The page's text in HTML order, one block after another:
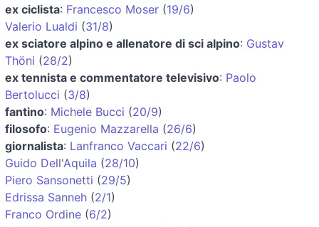
ex ciclista: Francesco Moser (19/6)
Valerio Lualdi (31/8)
ex sciatore alpino e allenatore di sci alpino: Gustav
Thöni (28/2)
ex tennista e commentatore televisivo: Paolo
Bertolucci (3/8)
fantino: Michele Bucci (20/9)
filosofo: Eugenio Mazzarella (26/6)
giornalista: Lanfranco Vaccari (22/6)
Guido Dell'Aquila (28/10)
Piero Sansonetti (29/5)
Edrissa Sanneh (2/1)
Franco Ordine (6/2)